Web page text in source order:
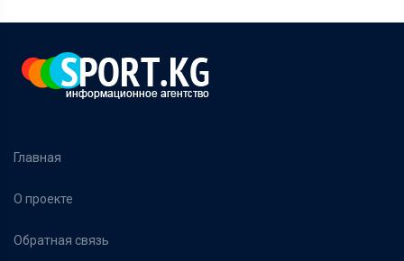
Главная
О проекте
Обратная связь